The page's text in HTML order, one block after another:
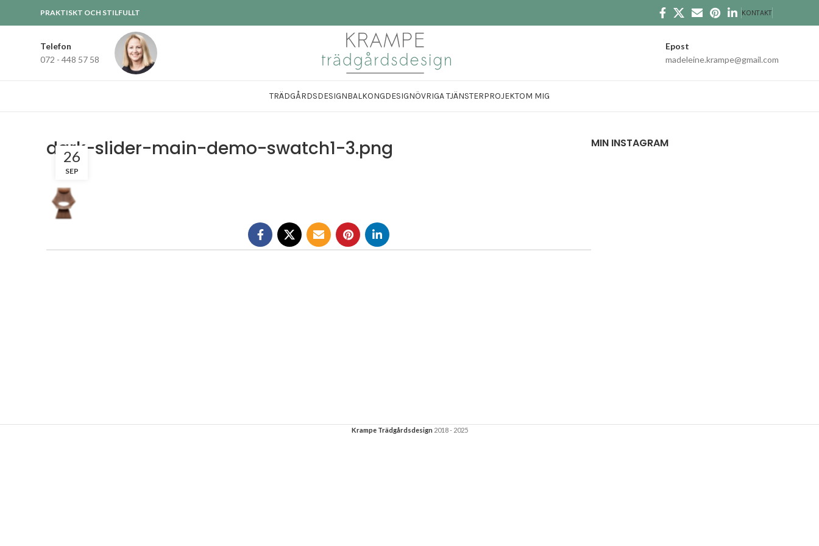
PRAKTISKT OCH STILFULLT KONTAKT
Telefon
072 - 448 57 58
Epost
madeleine.krampe@gmail.com
TRÄDGÅRDSDESIGNBALKONGDESIGNÖVRIGA TJÄNSTERPROJEKTOM MIG
dark-slider-main-demo-swatch1-3.png
26
SEP
MIN INSTAGRAM
Krampe Trädgårdsdesign 2018 - 2025